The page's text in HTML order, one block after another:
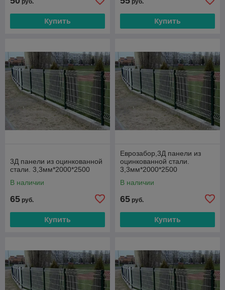
Купить Купить
3Д панели из оцинкованной
стали. 3,3мм*2000*2500
В наличии
65 руб.
Купить
Еврозабор,3Д панели из
оцинкованной стали.
3,3мм*2000*2500
В наличии
65 руб.
Купить